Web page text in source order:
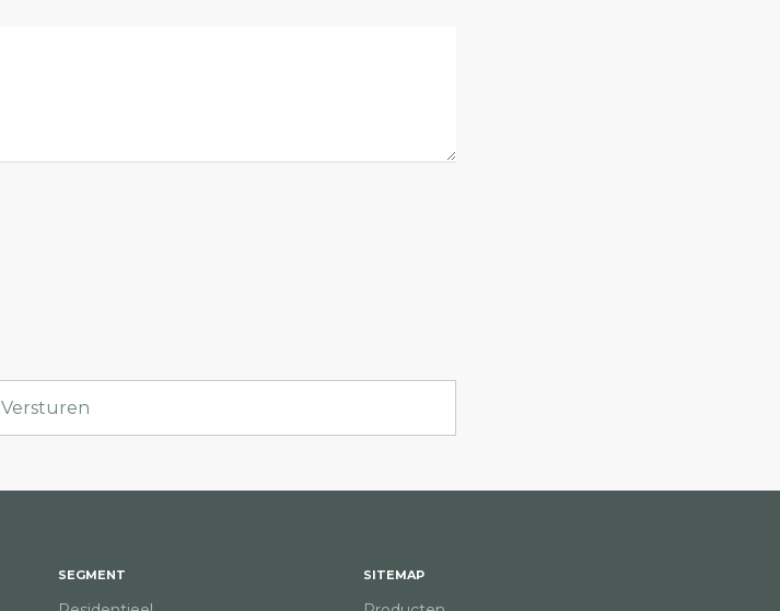
Versturen
SEGMENT SITEMAP